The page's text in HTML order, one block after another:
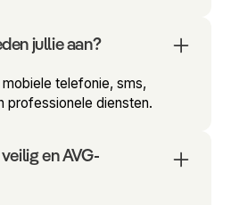
jullie aan?
telefonie, sms,
professionele diensten.
en AVG-